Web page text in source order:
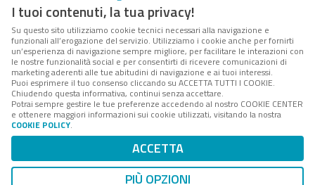
Forumpa.itè una pubblicazione telematica iscritta
presso Registro della stampa del Tribunale di Roma -
Reg. n. 182 del 2 maggio 2008 - Direttore resp. Michela
Stentella
FPA s.r.l. è società soggetta a Direzione e
Coordinamento da parte di Digital360 S.p.A. - FPA s.r.l.
è un'azienda certificata per il sistema di management
Codice Fiscale/Partita IVA n. 10693191008 - R.E.A. Roma
n. 1249791. ISP AWS
Mappa del sito
I tuoi contenuti, la tua privacy!
Su questo sito utilizziamo cookie tecnici necessari alla navigazione e
funzionali all’erogazione del servizio. Utilizziamo i cookie anche per fornirti
un’esperienza di navigazione sempre migliore, per facilitare le interazioni con
le nostre funzionalità social e per consentirti di ricevere comunicazioni di
marketing aderenti alle tue abitudini di navigazione e ai tuoi interessi.
Puoi esprimere il tuo consenso cliccando su ACCETTA TUTTI I COOKIE.
Chiudendo questa informativa, continui senza accettare.
Potrai sempre gestire le tue preferenze accedendo al nostro COOKIE CENTER
e ottenere maggiori informazioni sui cookie utilizzati, visitando la nostra
COOKIE POLICY.
ACCETTA
PIÙ OPZIONI